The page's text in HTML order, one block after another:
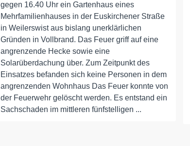
gegen 16.40 Uhr ein Gartenhaus eines
Mehrfamilienhauses in der Euskirchener Straße
in Weilerswist aus bislang unerklärlichen
Gründen in Vollbrand. Das Feuer griff auf eine
angrenzende Hecke sowie eine
Solarüberdachung über. Zum Zeitpunkt des
Einsatzes befanden sich keine Personen in dem
angrenzenden Wohnhaus Das Feuer konnte von
der Feuerwehr gelöscht werden. Es entstand ein
Sachschaden im mittleren fünfstelligen ...